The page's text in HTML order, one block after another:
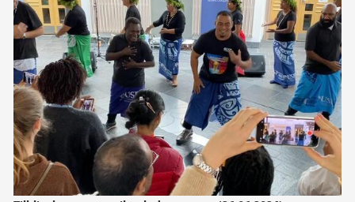
juni (2)
februar (1)
januar (2)
2025
2024
2023